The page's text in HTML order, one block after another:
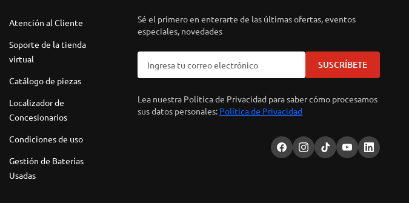
Atención al Cliente
Soporte de la tienda
virtual
Catálogo de piezas
Localizador de
Concesionarios
Condiciones de uso
Gestión de Baterías
Usadas
Sé el primero en enterarte de las últimas ofertas, eventos
especiales, novedades
SUSCRÍBETE
Lea nuestra Política de Privacidad para saber cómo procesamos
sus datos personales: Política de Privacidad